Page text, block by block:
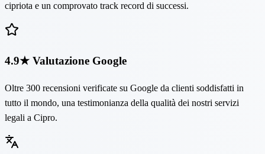
cipriota e un comprovato track record di successi.
4.9★ Valutazione Google
Oltre 300 recensioni verificate su Google da clienti soddisfatti in
tutto il mondo, una testimonianza della qualità dei nostri servizi
legali a Cipro.